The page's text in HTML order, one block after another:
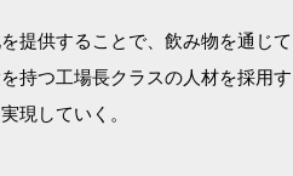
提供することで、飲み物を通じて
持つ工場長クラスの人材を採用す
現していく。